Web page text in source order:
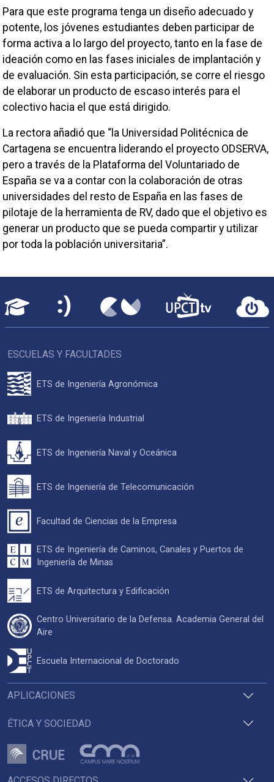
Para que este programa tenga un diseño adecuado y
potente, los jóvenes estudiantes deben participar de
forma activa a lo largo del proyecto, tanto en la fase de
ideación como en las fases iniciales de implantación y
de evaluación. Sin esta participación, se corre el riesgo
de elaborar un producto de escaso interés para el
colectivo hacia el que está dirigido.
La rectora añadió que “la Universidad Politécnica de
Cartagena se encuentra liderando el proyecto ODSERVA,
pero a través de la Plataforma del Voluntariado de
España se va a contar con la colaboración de otras
universidades del resto de España en las fases de
pilotaje de la herramienta de RV, dado que el objetivo es
generar un producto que se pueda compartir y utilizar
por toda la población universitaria”.
APLICACIONES
ÉTICA Y SOCIEDAD
ESCUELAS Y FACULTADES
ETS de Ingeniería Agronómica
ETS de Ingeniería Industrial
ETS de Ingeniería Naval y Oceánica
ETS de Ingeniería de Telecomunicación
Facultad de Ciencias de la Empresa
ETS de Ingeniería de Caminos, Canales y Puertos de
Ingeniería de Minas
ETS de Arquitectura y Edificación
Centro Universitario de la Defensa. Academia General del
Aire
Escuela Internacional de Doctorado